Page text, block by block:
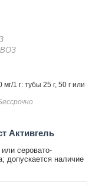
ВОЗ
1 г: тубы 25 г, 50 г или
Активгель
серовато-
допускается наличие